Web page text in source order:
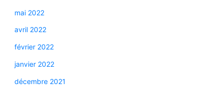
mai 2022
avril 2022
février 2022
janvier 2022
décembre 2021